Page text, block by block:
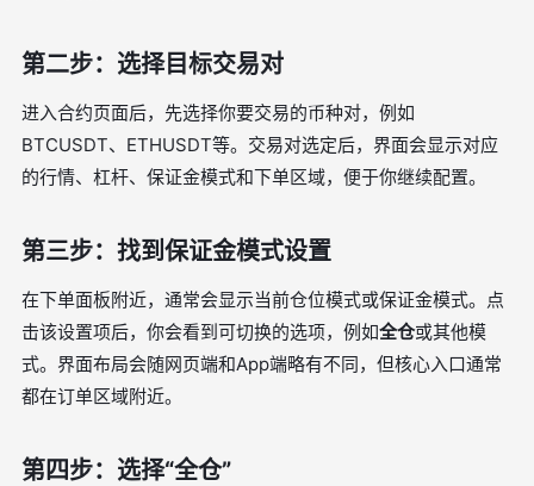
第二步：选择目标交易对
进入合约页面后，先选择你要交易的币种对，例如
BTCUSDT、ETHUSDT等。交易对选定后，界面会显示对应
的行情、杠杆、保证金模式和下单区域，便于你继续配置。
第三步：找到保证金模式设置
在下单面板附近，通常会显示当前仓位模式或保证金模式。点
击该设置项后，你会看到可切换的选项，例如全仓或其他模
式。界面布局会随网页端和App端略有不同，但核心入口通常
都在订单区域附近。
第四步：选择“全仓”